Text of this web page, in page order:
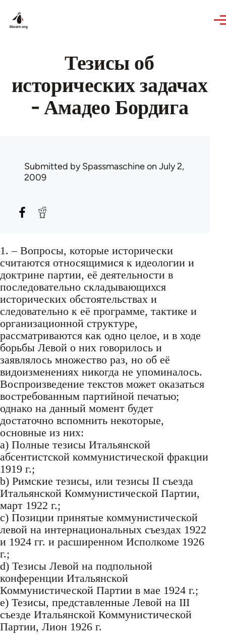
Тезисы об
исторических задачах
- Амадео Бордига
Submitted bySpassmaschineon July 2,
2009
1. – Вопросы, которые исторически
считаются относящимися к идеологии и
доктрине партии, её деятельности в
последовательно складывающихся
исторических обстоятельствах и
следовательно к её программе, тактике и
организационной структуре,
рассматриваются как одно целое, и в ходе
борьбы Левой о них говорилось и
заявлялось множество раз, но об её
видоизменениях никогда не упоминалось.
Воспроизведение текстов может оказаться
востребованным партийной печатью;
однако на данный момент будет
достаточно вспомнить некоторые,
основные из них:
a) Полные тезисы Итальянской
абсентистской коммунистической фракции
1919 г.;
b) Римские тезисы, или тезисы II съезда
Итальянской Коммунистической Партии,
март 1922 г.;
c) Позиции принятые коммунистической
левой на интернациональных съездах 1922
и 1924 гг. и расширенном Исполкоме 1926
г.;
d) Тезисы Левой на подпольной
конференции Итальянской
Коммунистической Партии в мае 1924 г.;
e) Тезисы, представленные Левой на III
съезде Итальянской Коммунистической
Партии, Лион 1926 г.